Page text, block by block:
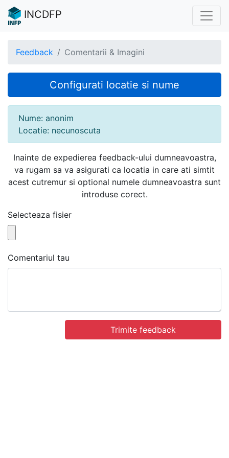
INCDFP
Feedback Comentarii & Imagini
Configurati locatie si nume
Nume: anonim
Locatie: necunoscuta
Inainte de expedierea feedback-ului dumneavoastra,
va rugam sa va asigurati ca locatia in care ati simtit
acest cutremur si optional numele dumneavoastra sunt
introduse corect.
Selecteaza fisier
Comentariul tau